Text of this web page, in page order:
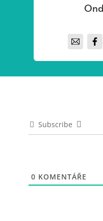
Subscribe
0 KOMENTÁŘE